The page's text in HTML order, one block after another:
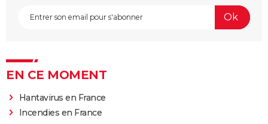
EN CE MOMENT
Hantavirus en France
Incendies en France